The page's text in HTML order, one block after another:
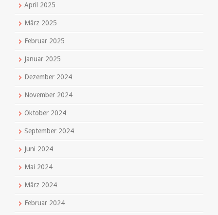
April 2025
März 2025
Februar 2025
Januar 2025
Dezember 2024
November 2024
Oktober 2024
September 2024
Juni 2024
Mai 2024
März 2024
Februar 2024